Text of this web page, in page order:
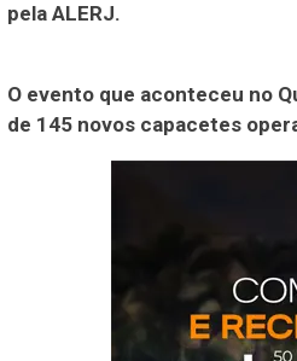
pela ALERJ.
O evento que aconteceu no
de 145 novos capacetes